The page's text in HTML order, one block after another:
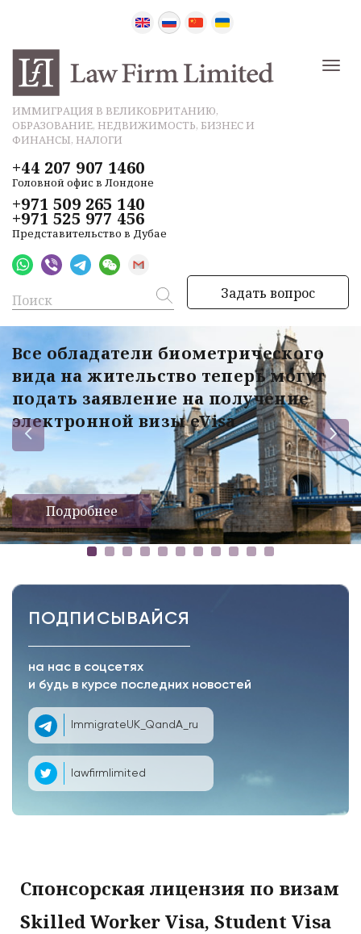
ИММИГРАЦИЯ В ВЕЛИКОБРИТАНИЮ,
ОБРАЗОВАНИЕ, НЕДВИЖИМОСТЬ, БИЗНЕС И
ФИНАНСЫ, НАЛОГИ
+44 207 907 1460
Головной офис в Лондоне
+971 509 265 140
+971 525 977 456
Представительство в Дубае
Задать вопрос
Все обладатели биометрического
вида на жительство теперь могут
подать заявление на получение
электронной визы eVisa
Подробнее
ПОДПИСЫВАЙСЯ
на нас в соцсетях
и будь в курсе последних новостей
ImmigrateUK_QandA_ru
lawfirmlimited
Спонсорская лицензия по визам
Skilled Worker Visa, Student Visa